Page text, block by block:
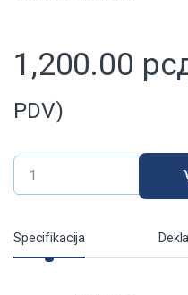
1,200.00
PDV)
TK-5240 BK zamenski
Specifikacija